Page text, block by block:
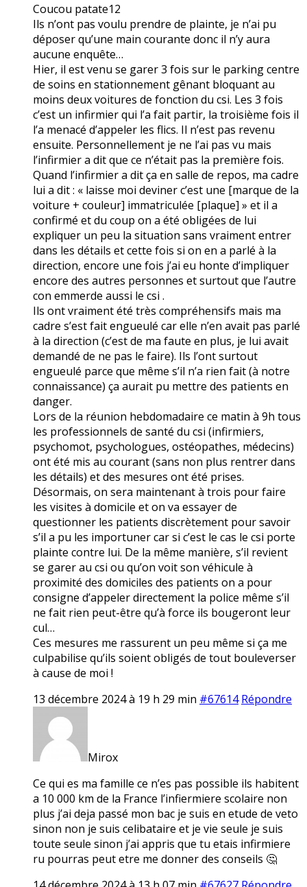
Coucou patate12
Ils n’ont pas voulu prendre de plainte, je n’ai pu
déposer qu’une main courante donc il n’y aura
aucune enquête…
Hier, il est venu se garer 3 fois sur le parking centre
de soins en stationnement gênant bloquant au
moins deux voitures de fonction du csi. Les 3 fois
c’est un infirmier qui l’a fait partir, la troisième fois il
l’a menacé d’appeler les flics. Il n’est pas revenu
ensuite. Personnellement je ne l’ai pas vu mais
l’infirmier a dit que ce n’était pas la première fois.
Quand l’infirmier a dit ça en salle de repos, ma cadre
lui a dit : « laisse moi deviner c’est une [marque de la
voiture + couleur] immatriculée [plaque] » et il a
confirmé et du coup on a été obligées de lui
expliquer un peu la situation sans vraiment entrer
dans les détails et cette fois si on en a parlé à la
direction, encore une fois j’ai eu honte d’impliquer
encore des autres personnes et surtout que l’autre
con emmerde aussi le csi .
Ils ont vraiment été très compréhensifs mais ma
cadre s’est fait engueulé car elle n’en avait pas parlé
à la direction (c’est de ma faute en plus, je lui avait
demandé de ne pas le faire). Ils l’ont surtout
engueulé parce que même s’il n’a rien fait (à notre
connaissance) ça aurait pu mettre des patients en
danger.
Lors de la réunion hebdomadaire ce matin à 9h tous
les professionnels de santé du csi (infirmiers,
psychomot, psychologues, ostéopathes, médecins)
ont été mis au courant (sans non plus rentrer dans
les détails) et des mesures ont été prises.
Désormais, on sera maintenant à trois pour faire
les visites à domicile et on va essayer de
questionner les patients discrètement pour savoir
s’il a pu les importuner car si c’est le cas le csi porte
plainte contre lui. De la même manière, s’il revient
se garer au csi ou qu’on voit son véhicule à
proximité des domiciles des patients on a pour
consigne d’appeler directement la police même s’il
ne fait rien peut-être qu’à force ils bougeront leur
cul…
Ces mesures me rassurent un peu même si ça me
culpabilise qu’ils soient obligés de tout bouleverser
à cause de moi !
13 décembre 2024 à 19 h 29 min #67614 Répondre
Mirox
Ce qui es ma famille ce n’es pas possible ils habitent
a 10 000 km de la France l’infiermiere scolaire non
plus j’ai deja passé mon bac je suis en etude de veto
sinon non je suis celibataire et je vie seule je suis
toute seule sinon j’ai appris que tu etais infirmiere
ru pourras peut etre me donner des conseils 🤔